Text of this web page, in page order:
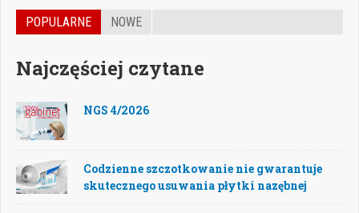
POPULARNE NOWE
Najczęściej czytane
NGS 4/2026
Codzienne szczotkowanie nie gwarantuje
skutecznego usuwania płytki nazębnej